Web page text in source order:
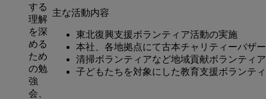
する
理解
を深
める
ため
の勉
強
会、
主な活動内容
東北復興支援ボランティア活動の実施
本社、各地拠点にて古本チャリティーバザ
清掃ボランティアなど地域貢献ボランティ
子どもたちを対象にした教育支援ボランテ